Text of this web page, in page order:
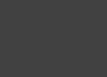
pikieren, Auspflanzung